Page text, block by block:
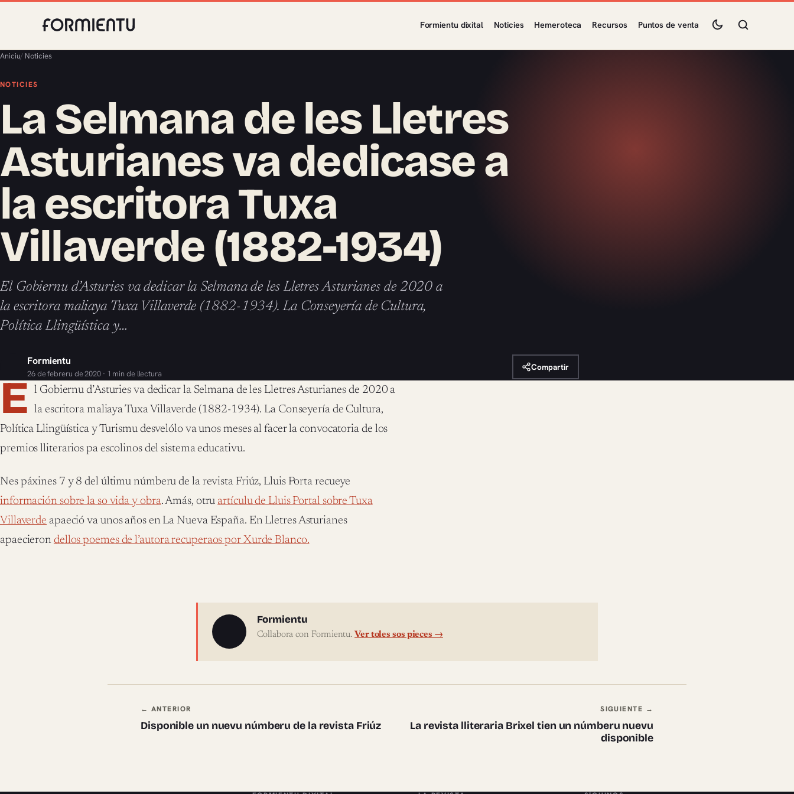
Formientu dixital Noticies Hemeroteca Recursos Puntos de venta
Aniciu/ Noticies
NOTICIES
La Selmana de les Lletres
Asturianes va dedicase a
la escritora Tuxa
Villaverde (1882-1934)
El Gobiernu d’Asturies va dedicar la Selmana de les Lletres Asturianes de 2020 a
la escritora maliaya Tuxa Villaverde (1882-1934). La Conseyería de Cultura,
Política Llingüística y…
Formientu
26 de febreru de 2020 · 1 min de llectura
Compartir
E l Gobiernu d’Asturies va dedicar la Selmana de les Lletres Asturianes de 2020 a
la escritora maliaya Tuxa Villaverde (1882-1934). La Conseyería de Cultura,
Política Llingüística y Turismu desvelólo va unos meses al facer la convocatoria de los
premios lliterarios pa escolinos del sistema educativu.
Nes páxines 7 y 8 del últimu númberu de la revista Friúz, Lluis Porta recueye
información sobre la so vida y obra. Amás, otru artículu de Lluis Portal sobre Tuxa
Villaverde apaeció va unos años en La Nueva España. En Lletres Asturianes
apaecieron dellos poemes de l’autora recuperaos por Xurde Blanco.
Sobre l'autor
Formientu
Collabora con Formientu. Ver toles sos pieces →
Navegación ente pieces
← ANTERIOR
Disponible un nuevu númberu de la revista Friúz
SIGUIENTE →
La revista lliteraria Brixel tien un númberu nuevu
disponible